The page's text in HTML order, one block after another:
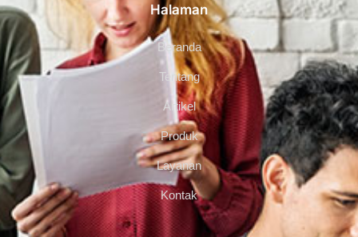
Halaman
Beranda
Tentang
Artikel
Produk
Layanan
Kontak